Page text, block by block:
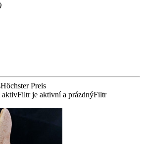
Höchster Preis
aktivFiltr je aktivní a prázdnýFiltr